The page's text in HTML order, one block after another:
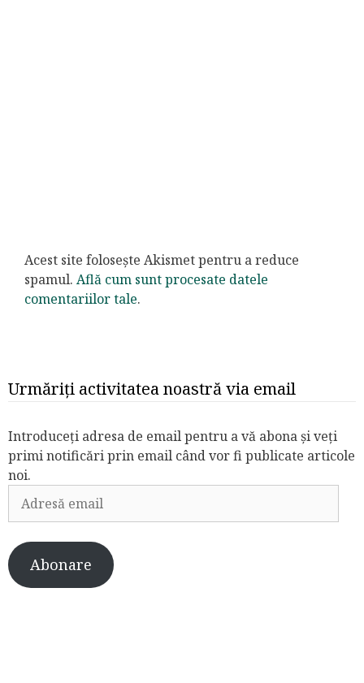
Acest site folosește Akismet pentru a reduce
spamul. Află cum sunt procesate datele
comentariilor tale.
Urmăriți activitatea noastră via email
Introduceți adresa de email pentru a vă abona și veți
primi notificări prin email când vor fi publicate articole
noi.
Adresă
email
Abonare